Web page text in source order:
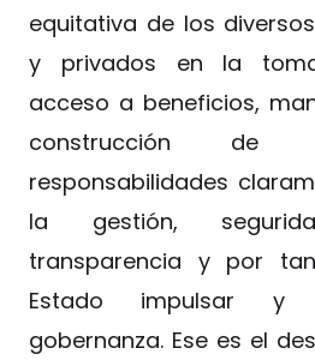
equitativa de los
y privados en la
acceso a beneficios,
construcción de
responsabilidades
la gestión,
transparencia y por
Estado impulsar y
gobernanza. Ese es el